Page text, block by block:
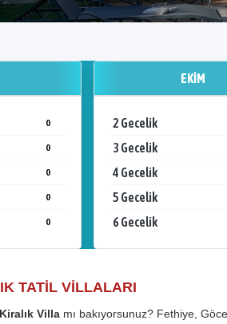
0
0
0
0
0
EKIM
2 Gecelik
3 Gecelik
4 Gecelik
5 Gecelik
6 Gecelik
TATİL VİLLALARI
Kiralık Villa mı bakıyorsunuz? Fethiye,